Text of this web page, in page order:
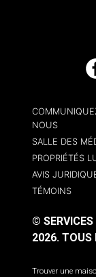
NOUS
SALLE DES
PROPRIÉTÉS
AVIS
TÉMOINS
©
2026. TOUS
Trouver une